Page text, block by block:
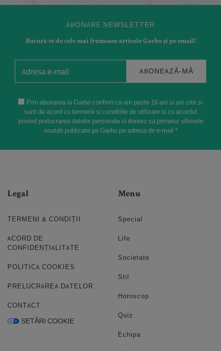
ABONARE NEWSLETTER
Bucură-te de cele mai frumoase articole Garbo și pe email!
ABONEAZĂ-MĂ
Prin abonarea la Garbo confirm ca am peste 16 ani si am citit si
sunt de acord cu termenii si conditiile de utilizare si cu acordul
privind prelucrarea datelor personale si doresc sa primesc ultimele
noutati publicate pe Garbo pe adresa de e-mail *
Legal
TERMENI & CONDIȚII
ACORD DE
CONFIDENȚIALITATE
POLITICA COOKIES
PRELUCRAREA DATELOR
CONTACT
SETĂRI COOKIE
Menu
Special
Life
Societate
Stil
Horoscop
Quiz
Echipa